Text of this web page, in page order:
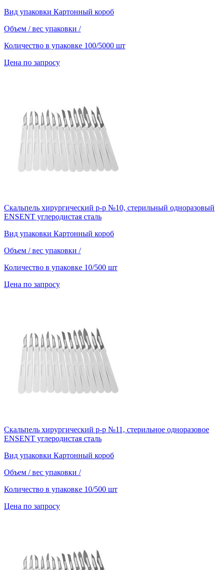
Вид упаковки Картонный короб
Объем / вес упаковки /
Количество в упаковке 100/5000 шт
Цена по запросу
Скальпель хирургический р-р №10, стерильный одноразовый
ENSENT углеродистая сталь
Вид упаковки Картонный короб
Объем / вес упаковки /
Количество в упаковке 10/500 шт
Цена по запросу
Скальпель хирургический р-р №11, стерильное одноразовое
ENSENT углеродистая сталь
Вид упаковки Картонный короб
Объем / вес упаковки /
Количество в упаковке 10/500 шт
Цена по запросу